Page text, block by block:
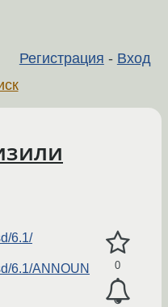
Регистрация - Вход
0
6.1/
6.1/ANNOUN